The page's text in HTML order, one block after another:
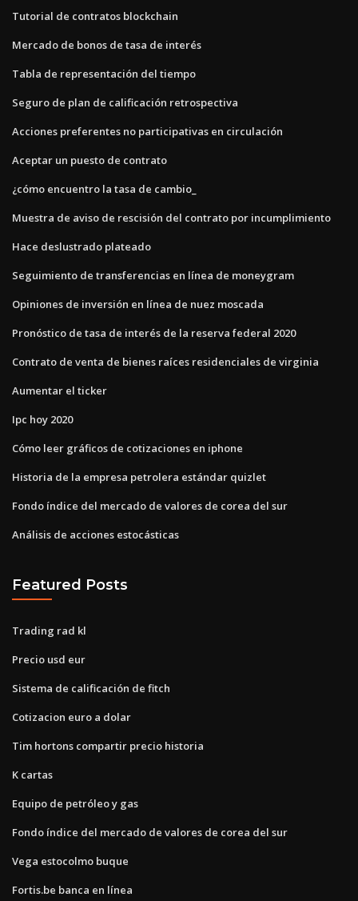
Tutorial de contratos blockchain
Mercado de bonos de tasa de interés
Tabla de representación del tiempo
Seguro de plan de calificación retrospectiva
Acciones preferentes no participativas en circulación
Aceptar un puesto de contrato
¿cómo encuentro la tasa de cambio_
Muestra de aviso de rescisión del contrato por incumplimiento
Hace deslustrado plateado
Seguimiento de transferencias en línea de moneygram
Opiniones de inversión en línea de nuez moscada
Pronóstico de tasa de interés de la reserva federal 2020
Contrato de venta de bienes raíces residenciales de virginia
Aumentar el ticker
Ipc hoy 2020
Cómo leer gráficos de cotizaciones en iphone
Historia de la empresa petrolera estándar quizlet
Fondo índice del mercado de valores de corea del sur
Análisis de acciones estocásticas
Featured Posts
Trading rad kl
Precio usd eur
Sistema de calificación de fitch
Cotizacion euro a dolar
Tim hortons compartir precio historia
K cartas
Equipo de petróleo y gas
Fondo índice del mercado de valores de corea del sur
Vega estocolmo buque
Fortis.be banca en línea